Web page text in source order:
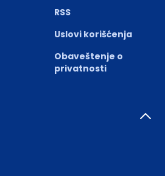
RSS
Uslovi korišćenja
Obaveštenje o
privatnosti